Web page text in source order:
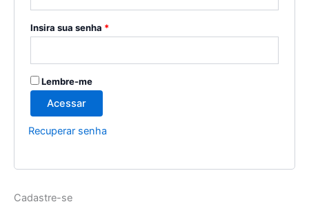
Insira sua senha *
Lembre-me
Acessar
Recuperar senha
Cadastre-se